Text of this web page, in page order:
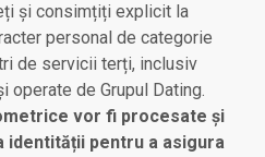
și consimțiți explicit la
personal de categorie
de servicii terți, inclusiv
de Grupul Dating.
vor fi procesate și
pentru a asigura